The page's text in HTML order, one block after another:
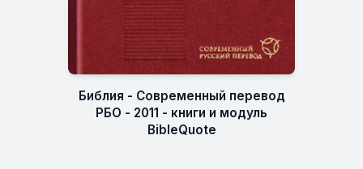
Библия - Современный перевод
РБО - 2011 - книги и модуль
BibleQuote